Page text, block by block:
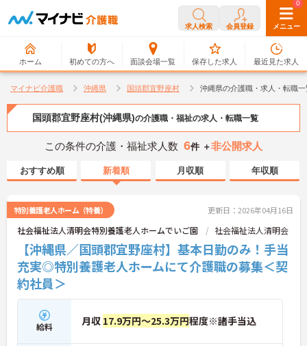
求人検索 会員登録 メニュー
ホーム 初めての方へ 面談会場一覧
0
保存した求人
0
最近見た求人
マイナビ介護職 沖縄県 国頭郡宜野座村 沖縄県の介護職・求人・転職一
国頭郡宜野座村(沖縄県)の介護職・福祉の求人・転職一覧
この条件の介護・福祉求人数 6件 ＋非公開求人
おすすめ順 新着順 月収順 年収順
特別養護老人ホーム（特養） 更新日：2026年04月16日
社会福祉法人清明会特別養護老人ホームでいご園 社会福祉法人清明会
【沖縄県／国頭郡宜野座村】基本日勤のみ！手当
充実◎特別養護老人ホームにて介護職の募集＜契
約社員＞
給料 月収 17.9万円～25.3万円程度※諸手当込